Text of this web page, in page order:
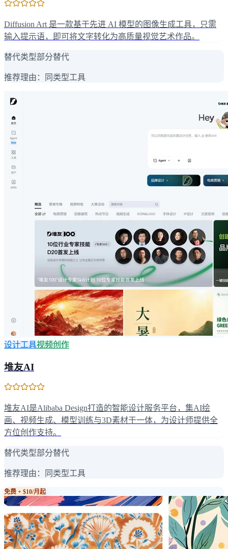
Diffusion Art 是一款基于先进 AI 模型的图像生成工具，只需
输入提示语，即可将文字转化为高质量视觉艺术作品。
替代类型部分替代
推荐理由： 同类型工具
设计工具视频创作
堆友AI
堆友AI是Alibaba Design打造的智能设计服务平台，集AI绘
画、视频生成、模型训练与3D素材于一体，为设计师提供全
方位创作支持。
替代类型部分替代
推荐理由： 同类型工具
免费 + $10/月起